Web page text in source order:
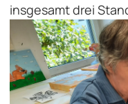
insgesamt drei